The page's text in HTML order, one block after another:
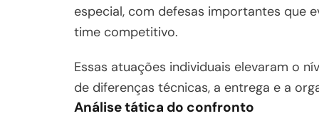
especial, com defesas importantes que
time competitivo.
Essas atuações individuais elevaram o
de diferenças técnicas, a entrega e a
Análise tática do confronto